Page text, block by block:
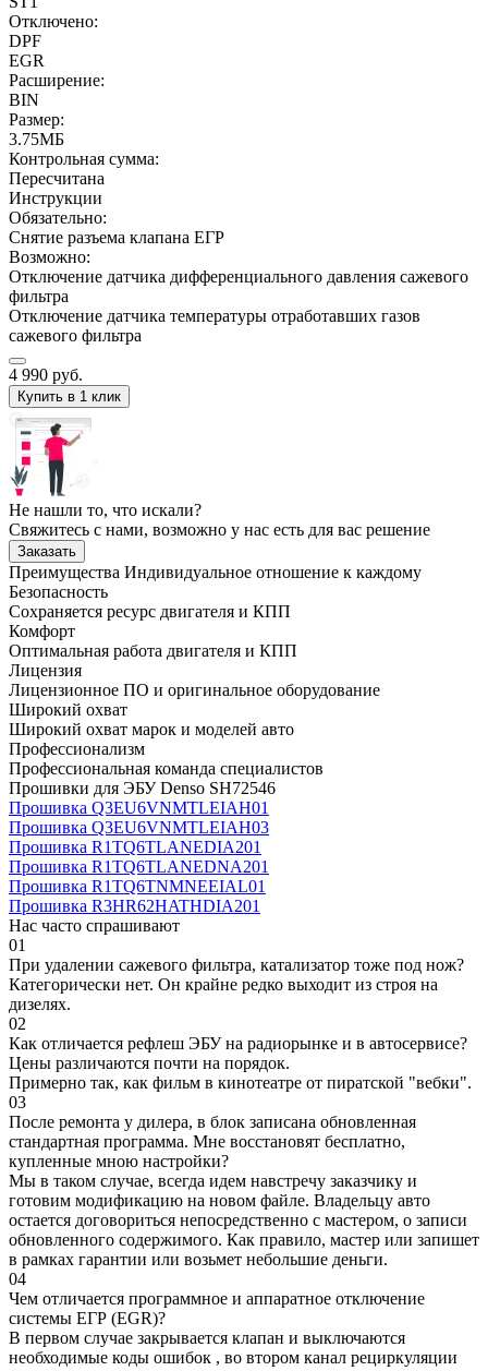
Отключено:
DPF
EGR
Расширение:
BIN
Размер:
3.75МБ
Контрольная сумма:
Пересчитана
Инструкции
Обязательно:
Снятие разъема клапана ЕГР
Возможно:
Отключение датчика дифференциального давления сажевого
фильтра
Отключение датчика температуры отработавших газов
сажевого фильтра
4 990 руб.
Купить в 1 клик
Не нашли то, что искали?
Свяжитесь с нами, возможно у нас есть для вас решение
Заказать
Преимущества Индивидуальное отношение к каждому
Безопасность
Сохраняется ресурс двигателя и КПП
Комфорт
Оптимальная работа двигателя и КПП
Лицензия
Лицензионное ПО и оригинальное оборудование
Широкий охват
Широкий охват марок и моделей авто
Профессионализм
Профессиональная команда специалистов
Прошивки для ЭБУ Denso SH72546
Прошивка Q3EU6VNMTLEIAH01
Прошивка Q3EU6VNMTLEIAH03
Прошивка R1TQ6TLANEDIA201
Прошивка R1TQ6TLANEDNA201
Прошивка R1TQ6TNMNEEIAL01
Прошивка R3HR62HATHDIA201
Нас часто спрашивают
01
При удалении сажевого фильтра, катализатор тоже под нож?
Категорически нет. Он крайне редко выходит из строя на
дизелях.
02
Как отличается рефлеш ЭБУ на радиорынке и в автосервисе?
Цены различаются почти на порядок.
Примерно так, как фильм в кинотеатре от пиратской "вебки".
03
После ремонта у дилера, в блок записана обновленная
стандартная программа. Мне восстановят бесплатно,
купленные мною настройки?
Мы в таком случае, всегда идем навстречу заказчику и
готовим модификацию на новом файле. Владельцу авто
остается договориться непосредственно с мастером, о записи
обновленного содержимого. Как правило, мастер или запишет
в рамках гарантии или возьмет небольшие деньги.
04
Чем отличается программное и аппаратное отключение
системы ЕГР (EGR)?
В первом случае закрывается клапан и выключаются
необходимые коды ошибок , во втором канал рециркуляции